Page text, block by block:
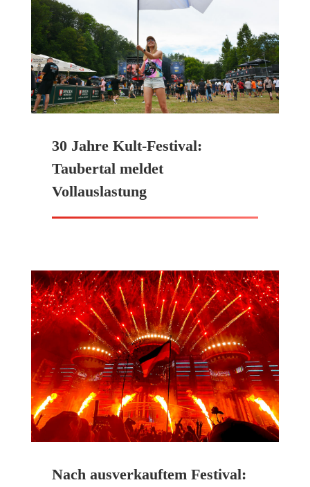
30 Jahre Kult-Festival:
Taubertal meldet
Vollauslastung
Nach ausverkauftem Festival: